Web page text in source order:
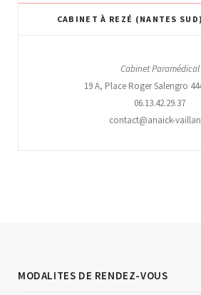
CABINET À REZÉ (NANTES
Cabinet Paramédical
19 A, Place Roger Salengro
06.13.42.29.37
contact@anaick-
MODALITES DE RENDEZ-VOUS